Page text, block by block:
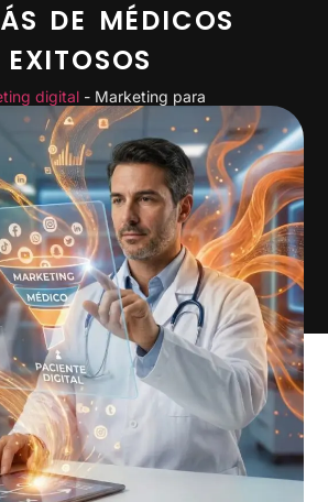
DE MÉDICOS
EXITOSOS
digital - Marketing para
detrás de médicos exitosos